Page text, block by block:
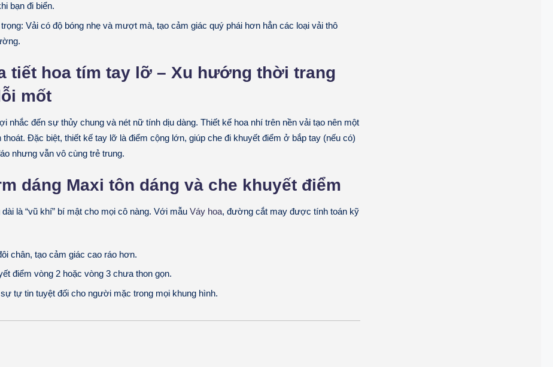
bạn đi biển.
Vải có độ bóng nhẹ và mượt mà, tạo cảm giác quý phái hơn hẳn các loại vải thô
tiết hoa tím tay lỡ – Xu hướng thời trang
mốt
nhắc đến sự thủy chung và nét nữ tính dịu dàng. Thiết kế hoa nhí trên nền vải tạo nên một
thoát. Đặc biệt, thiết kế tay lỡ là điểm cộng lớn, giúp che đi khuyết điểm ở bắp tay (nếu có)
nhưng vẫn vô cùng trẻ trung.
dáng Maxi tôn dáng và che khuyết điểm
là “vũ khí” bí mật cho mọi cô nàng. Với mẫu Váy hoa, đường cắt may được tính toán kỹ
chân, tạo cảm giác cao ráo hơn.
điểm vòng 2 hoặc vòng 3 chưa thon gọn.
tự tin tuyệt đối cho người mặc trong mọi khung hình.